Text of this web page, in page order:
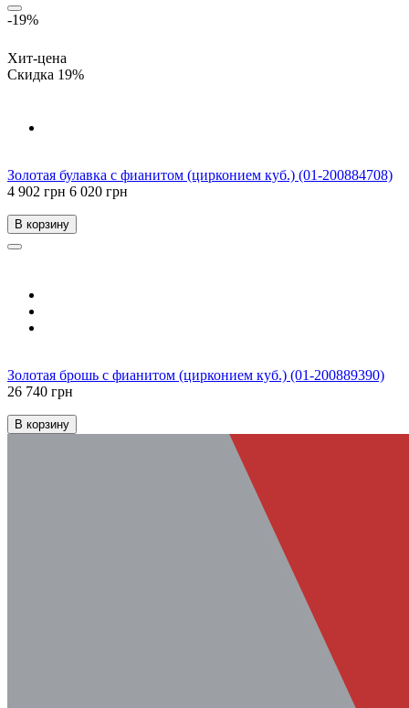
-19%
Хит-цена
Скидка 19%
Золотая булавка с фианитом (цирконием куб.) (01-200884708)
4 902 грн 6 020 грн
В корзину
Золотая брошь с фианитом (цирконием куб.) (01-200889390)
26 740 грн
В корзину